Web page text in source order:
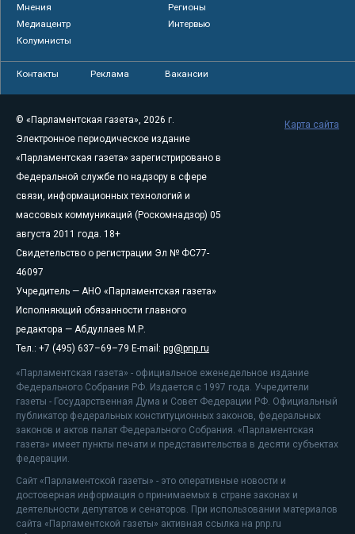
Мнения
Регионы
Медиацентр
Интервью
Колумнисты
Контакты Реклама Вакансии
© «Парламентская газета», 2026 г.
Электронное периодическое издание
«Парламентская газета» зарегистрировано в
Федеральной службе по надзору в сфере
связи, информационных технологий и
массовых коммуникаций (Роскомнадзор) 05
августа 2011 года. 18+
Свидетельство о регистрации Эл № ФС77-
46097
Учредитель — АНО «Парламентская газета»
Исполняющий обязанности главного
редактора — Абдуллаев М.Р.
Тел.: +7 (495) 637–69–79 E-mail: pg@pnp.ru
«Парламентская газета» - официальное еженедельное издание
Федерального Собрания РФ. Издается с 1997 года. Учредители
газеты - Государственная Дума и Совет Федерации РФ. Официальный
публикатор федеральных конституционных законов, федеральных
законов и актов палат Федерального Собрания. «Парламентская
газета» имеет пункты печати и представительства в десяти субъектах
федерации.
Сайт «Парламентской газеты» - это оперативные новости и
достоверная информация о принимаемых в стране законах и
деятельности депутатов и сенаторов. При использовании материалов
сайта «Парламентской газеты» активная ссылка на pnp.ru
Карта сайта